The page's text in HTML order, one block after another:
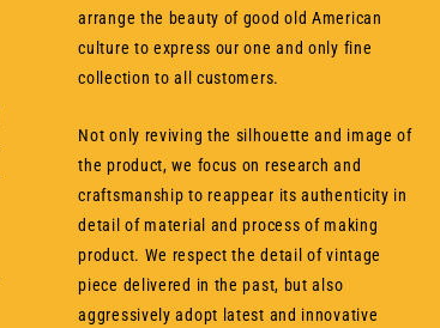
arrange the beauty of good old American
culture to express our one and only fine
collection to all customers.
Not only reviving the silhouette and image of
the product, we focus on research and
craftsmanship to reappear its authenticity in
detail of material and process of making
product. We respect the detail of vintage
piece delivered in the past, but also
aggressively adopt latest and innovative